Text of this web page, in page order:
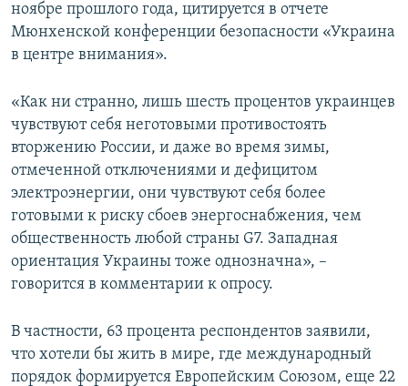
ноябре прошлого года, цитируется в отчете
Мюнхенской конференции безопасности «Украина
в центре внимания».
«Как ни странно, лишь шесть процентов украинцев
чувствуют себя неготовыми противостоять
вторжению России, и даже во время зимы,
отмеченной отключениями и дефицитом
электроэнергии, они чувствуют себя более
готовыми к риску сбоев энергоснабжения, чем
общественность любой страны G7. Западная
ориентация Украины тоже однозначна», –
говорится в комментарии к опросу.
В частности, 63 процента респондентов заявили,
что хотели бы жить в мире, где международный
порядок формируется Европейским Союзом, еще 22